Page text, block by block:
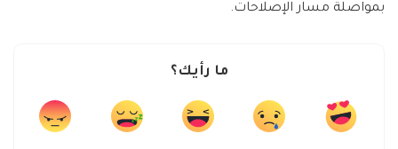
بمواصلة مسار الإصلاحات.
ما رأيك؟